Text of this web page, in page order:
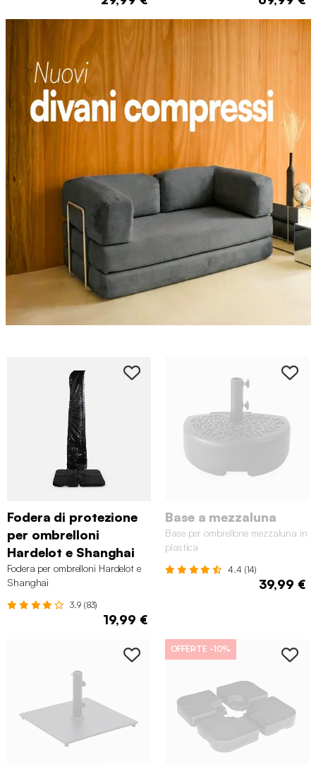
Fodera di protezione
per ombrelloni
Hardelot e Shanghai
Fodera per ombrelloni Hardelot e
Shanghai
3.9 (83)
19,99 €
Base a mezzaluna
Base per ombrellone mezzaluna in
plastica
4.4 (14)
39,99 €
OFFERTE -10%